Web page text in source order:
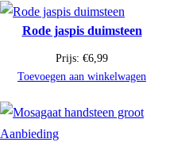
Rode jaspis duimsteen
Prijs: €6,99
Toevoegen aan winkelwagen
AanbiedingProduct